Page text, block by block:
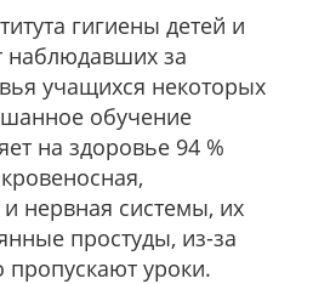
гигиены детей и
наблюдавших за
учащихся некоторых
обучение
на здоровье 94 %
нервная системы, их
простуды, из-за
пропускают уроки.